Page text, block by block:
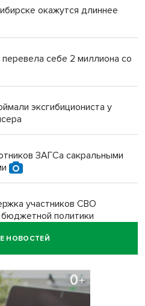
окажутся длиннее
себе 2 миллиона со
эксгибициониста у
ЗАГСа сакральными
участников СВО
политики
НОВОСТЕЙ